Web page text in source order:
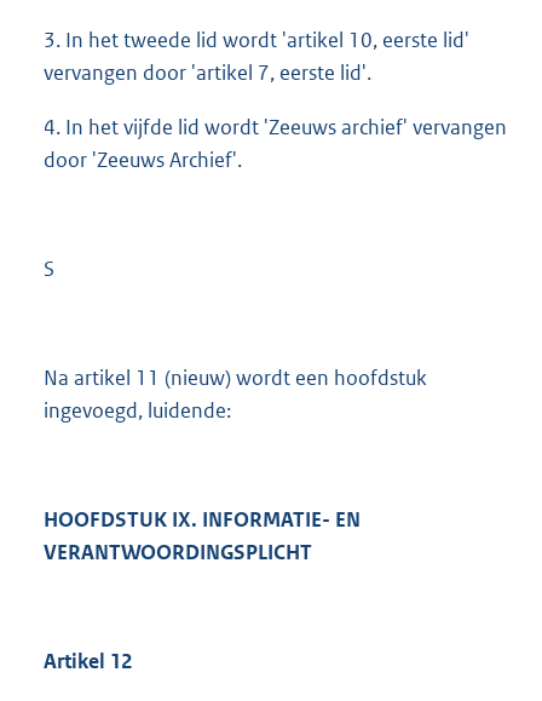
3. In het tweede lid wordt 'artikel 10, eerste lid'
vervangen door 'artikel 7, eerste lid'.
4. In het vijfde lid wordt 'Zeeuws archief' vervangen
door 'Zeeuws Archief'.
S
Na artikel 11 (nieuw) wordt een hoofdstuk
ingevoegd, luidende:
HOOFDSTUK IX. INFORMATIE- EN
VERANTWOORDINGSPLICHT
Artikel 12